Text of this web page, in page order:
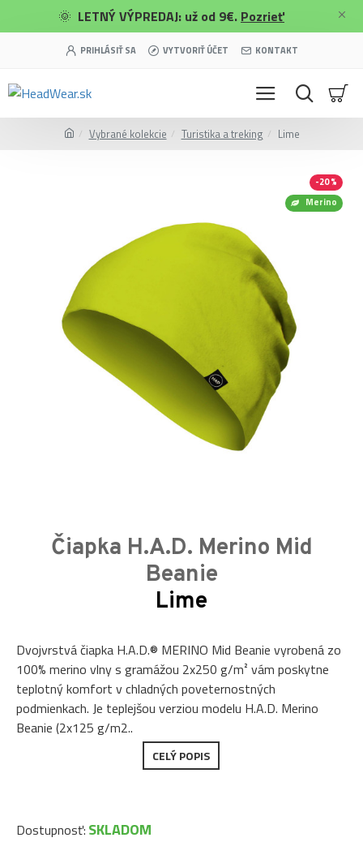
🌞 LETNÝ VÝPREDAJ: už od 9€. Pozrieť
PRIHLÁSIŤ SA VYTVORIŤ ÚČET KONTAKT
Vybrané kolekcie Turistika a treking Lime
Merino
-20 %
Čiapka H.A.D. Merino Mid
Beanie
Lime
Dvojvrstvá čiapka H.A.D.® MERINO Mid Beanie vyrobená zo
100% merino vlny s gramážou 2x250 g/m² vám poskytne
teplotný komfort v chladných poveternostných
podmienkach. Je teplejšou verziou modelu H.A.D. Merino
Beanie (2x125 g/m2..
CELÝ POPIS
Dostupnosť: SKLADOM